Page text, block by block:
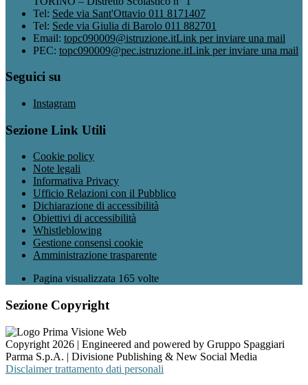
Tel: Sede via Sant'Ottavio 011 8171407
Tel: Sede via Giulia di Barolo 011 882701
Email: topc090009@istruzione.itLink per inviare una mail
PEC: topc090009@pec.istruzione.itLink per inviare una mail
Seguici su
Instagram
Sezione Link Utili
Cookie policy
Note legali
Informativa Privacy
Ufficio Relazioni con il Pubblico
Dichiarazione di accessibilità
Obiettivi di accessibilità
Whistleblowing
Gestione consensi cookie
Amministrazione trasparente
Pagina visualizzata 165 volte
Sezione Copyright
Copyright 2026 | Engineered and powered by Gruppo Spaggiari
Parma S.p.A. | Divisione Publishing & New Social Media
Disclaimer trattamento dati personali